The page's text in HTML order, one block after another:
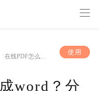
使用
word？分